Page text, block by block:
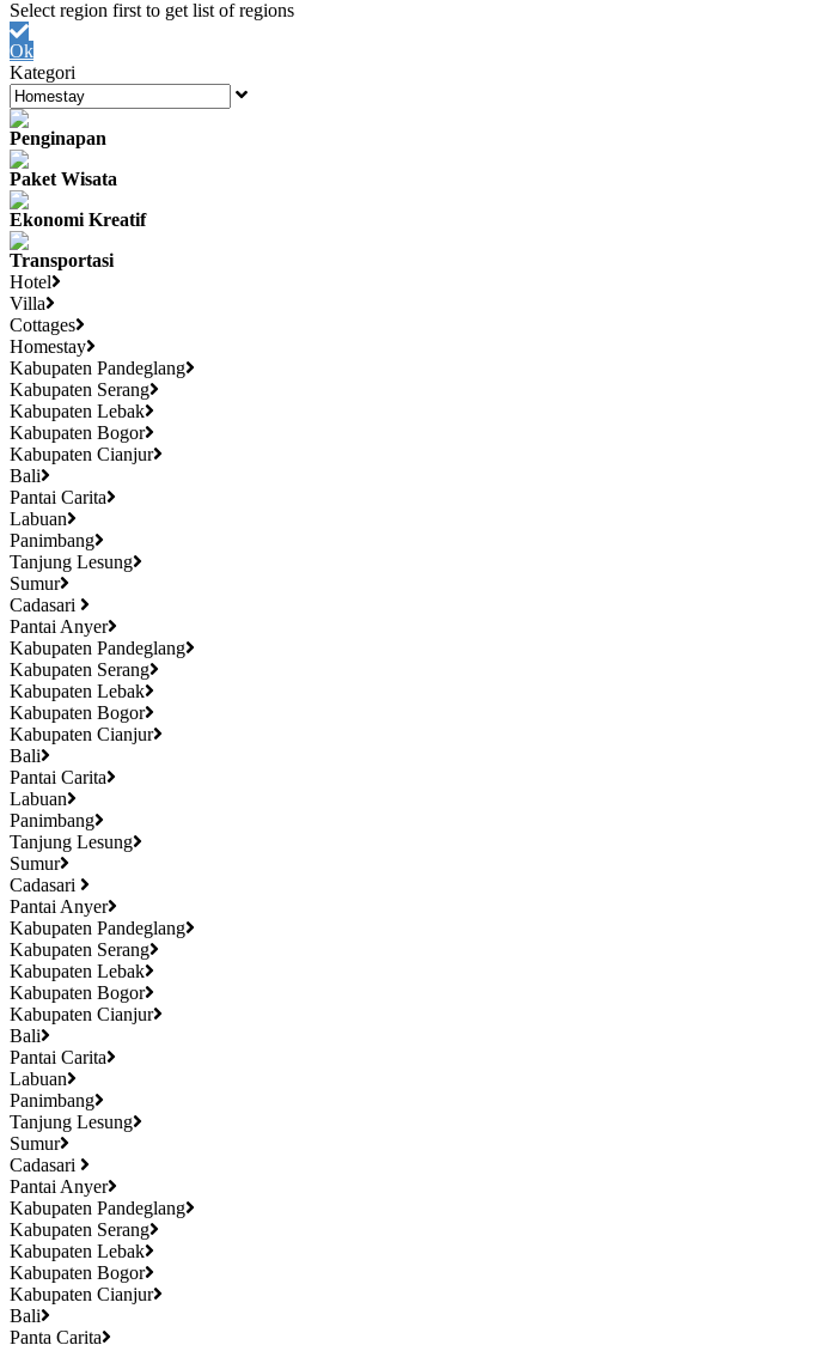
Ok
Kategori
Penginapan
Paket Wisata
Ekonomi Kreatif
Transportasi
Hotel
Villa
Cottages
Homestay
Kabupaten Pandeglang
Kabupaten Serang
Kabupaten Lebak
Kabupaten Bogor
Kabupaten Cianjur
Bali
Pantai Carita
Labuan
Panimbang
Tanjung Lesung
Sumur
Cadasari
Pantai Anyer
Kabupaten Pandeglang
Kabupaten Serang
Kabupaten Lebak
Kabupaten Bogor
Kabupaten Cianjur
Bali
Pantai Carita
Labuan
Panimbang
Tanjung Lesung
Sumur
Cadasari
Pantai Anyer
Kabupaten Pandeglang
Kabupaten Serang
Kabupaten Lebak
Kabupaten Bogor
Kabupaten Cianjur
Bali
Pantai Carita
Labuan
Panimbang
Tanjung Lesung
Sumur
Cadasari
Pantai Anyer
Kabupaten Pandeglang
Kabupaten Serang
Kabupaten Lebak
Kabupaten Bogor
Kabupaten Cianjur
Bali
Panta Carita